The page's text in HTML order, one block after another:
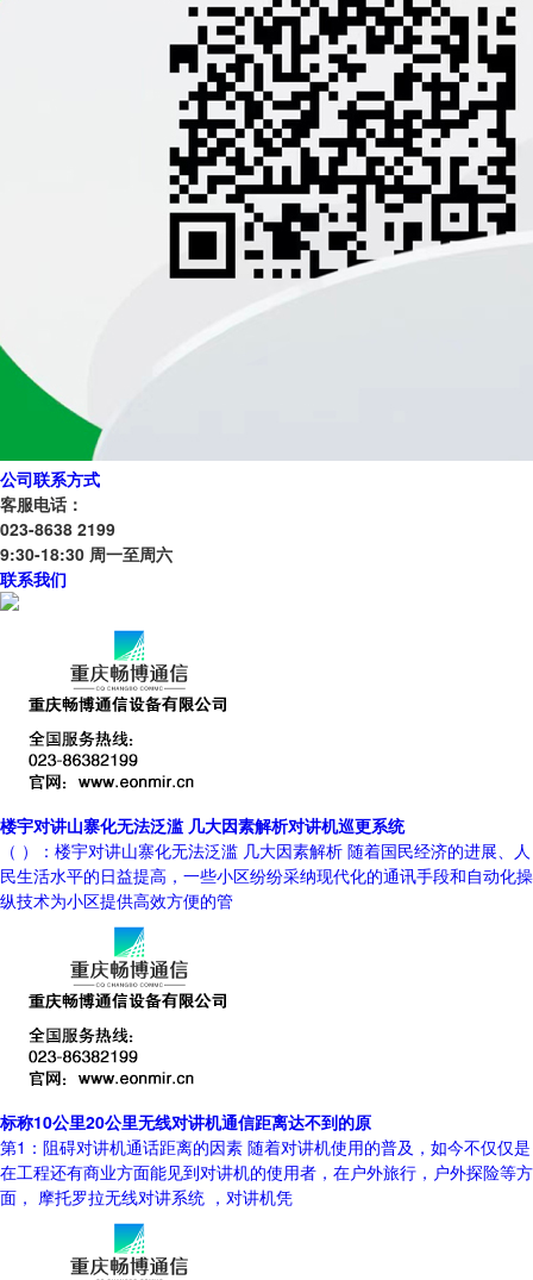
公司联系方式
客服电话：
023-8638 2199
9:30-18:30 周一至周六
联系我们
楼宇对讲山寨化无法泛滥 几大因素解析对讲机巡更系统
（ ）：楼宇对讲山寨化无法泛滥 几大因素解析 随着国民经济的进展、人
民生活水平的日益提高，一些小区纷纷采纳现代化的通讯手段和自动化操
纵技术为小区提供高效方便的管
标称10公里20公里无线对讲机通信距离达不到的原
第1：阻碍对讲机通话距离的因素 随着对讲机使用的普及，如今不仅仅是
在工程还有商业方面能见到对讲机的使用者，在户外旅行，户外探险等方
面， 摩托罗拉无线对讲系统 ，对讲机凭